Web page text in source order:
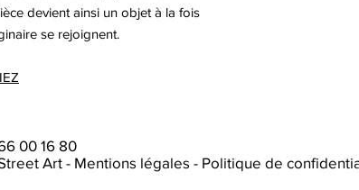
devient ainsi un objet à la fois
se rejoignent.
00 16 80
Art - Mentions légales - Politique de